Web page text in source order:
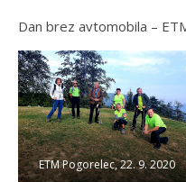
Dan brez avtomobila –
ETM Pogorelec, 22. 9. 2020